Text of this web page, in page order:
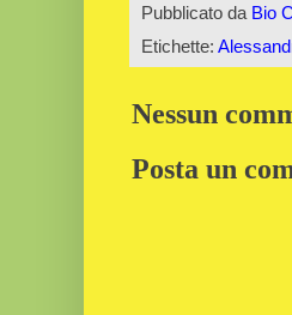
Pubblicato da Bio
Etichette:
Nessun
Posta un